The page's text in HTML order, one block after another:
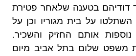
דודיהם בטענה שלאחר פטירת
על בית מגוריו וכן על
נוספות אותם החזיק והשכיר.
משפט שלום בתל אביב מיום